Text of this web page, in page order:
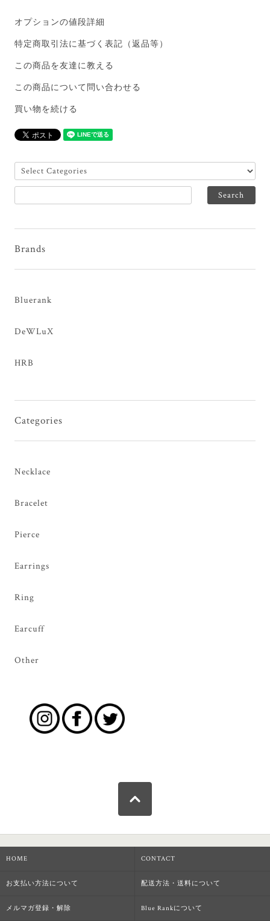
オプションの値段詳細
特定商取引法に基づく表記（返品等）
この商品を友達に教える
この商品について問い合わせる
買い物を続ける
Brands
Bluerank
DeWLuX
HRB
Categories
Necklace
Bracelet
Pierce
Earrings
Ring
Earcuff
Other
HOME CONTACT
お支払い方法について 配送方法・送料について
メルマガ登録・解除 Blue Rankについて